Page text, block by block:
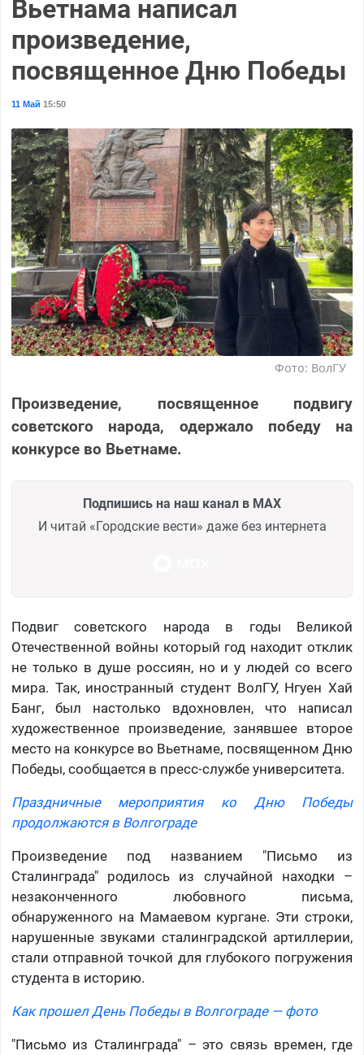
Вьетнама написал
произведение,
посвященное Дню Победы
11 Май 15:50
Фото: ВолГУ
Произведение, посвященное подвигу
советского народа, одержало победу на
конкурсе во Вьетнаме.
Подпишись на наш канал в MAX
И читай «Городские вести» даже без интернета
Подвиг советского народа в годы Великой
Отечественной войны который год находит отклик
не только в душе россиян, но и у людей со всего
мира. Так, иностранный студент ВолГУ, Нгуен Хай
Банг, был настолько вдохновлен, что написал
художественное произведение, занявшее второе
место на конкурсе во Вьетнаме, посвященном Дню
Победы, сообщается в пресс-службе университета.
Праздничные мероприятия ко Дню Победы
продолжаются в Волгограде
Произведение под названием "Письмо из
Сталинграда" родилось из случайной находки –
незаконченного любовного письма,
обнаруженного на Мамаевом кургане. Эти строки,
нарушенные звуками сталинградской артиллерии,
стали отправной точкой для глубокого погружения
студента в историю.
Как прошел День Победы в Волгограде — фото
"Письмо из Сталинграда" – это связь времен, где